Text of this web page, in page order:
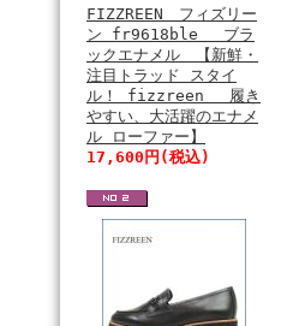
FIZZREEN フィズリー
ン fr9618ble ブラ
ックエナメル 【新鮮・
注目トラッド スタイ
ル！ fizzreen 履き
やすい、大活躍のエナメ
ル ローファー】
17,600円(税込)